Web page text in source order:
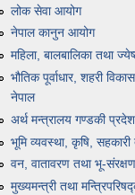
लोक सेवा आयोग
नेपाल कानुन आयोग
महिला, बालबालिका तथा
भौतिक पूर्वाधार, शहरी
नेपाल
अर्थ मन्त्रालय गण्डकी
भूमि व्यवस्था, कृषि,
वन, वातावरण तथा भू-
मुख्यमन्त्री तथा